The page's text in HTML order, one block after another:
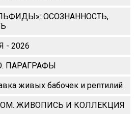
ОСОЗНАННОСТЬ,
2026
ПАРАГРАФЫ
живых бабочек и рептилий
ЖИВОПИСЬ И КОЛЛЕКЦИЯ